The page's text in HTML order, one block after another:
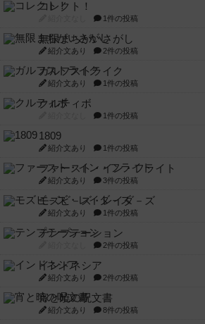
コレクト！
1件の投稿
無限まちがいさがし
紹介文あり 2件の投稿
ガルフストライク
紹介文あり 1件の投稿
クルティボ
1件の投稿
1809
紹介文あり 1件の投稿
ファースト・イン・フライト
紹介文あり 3件の投稿
モズビ－ズ・レイダ－ズ
紹介文あり 1件の投稿
テンプテーション
2件の投稿
インドネシア
紹介文あり 2件の投稿
宵と暁の呪文書
紹介文あり 8件の投稿